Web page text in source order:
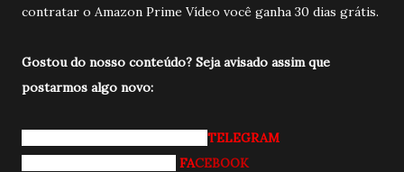
contratar o Amazon Prime Vídeo você ganha 30 dias grátis.
Gostou do nosso conteúdo? Seja avisado assim que
postarmos algo novo:
TELEGRAM
FACEBOOK